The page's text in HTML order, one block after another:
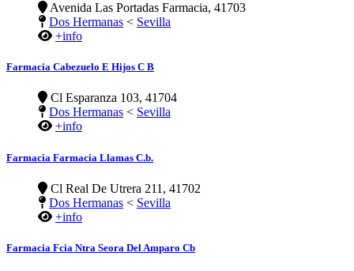
Avenida Las Portadas Farmacia, 41703
Dos Hermanas < Sevilla
+info
Farmacia Cabezuelo E Hijos C B
Cl Esparanza 103, 41704
Dos Hermanas < Sevilla
+info
Farmacia Farmacia Llamas C.b.
Cl Real De Utrera 211, 41702
Dos Hermanas < Sevilla
+info
Farmacia Fcia Ntra Seora Del Amparo Cb